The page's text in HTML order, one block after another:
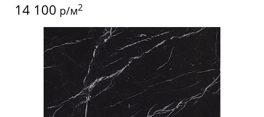
14 100 р/м2